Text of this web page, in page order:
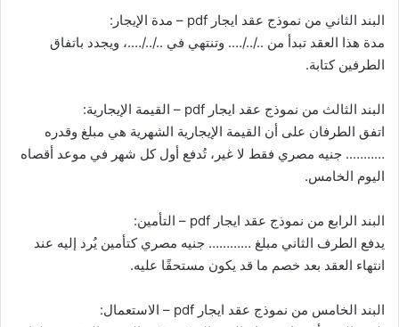
البند الثاني من نموذج عقد ايجار pdf – مدة الإيجار:
مدة هذا العقد تبدأ من ../../…. وتنتهي في ../../….، ويجدد باتفاق
الطرفين كتابة.
البند الثالث من نموذج عقد ايجار pdf – القيمة الإيجارية:
اتفق الطرفان على أن القيمة الإيجارية الشهرية هي مبلغ وقدره
……….. جنيه مصري فقط لا غير، تُدفع أول كل شهر في موعد أقصاه
اليوم الخامس.
البند الرابع من نموذج عقد ايجار pdf – التأمين:
يدفع الطرف الثاني مبلغ ………… جنيه مصري كتأمين يُرد إليه عند
انتهاء العقد بعد خصم ما قد يكون مستحقًا عليه.
البند الخامس من نموذج عقد ايجار pdf – الاستعمال: